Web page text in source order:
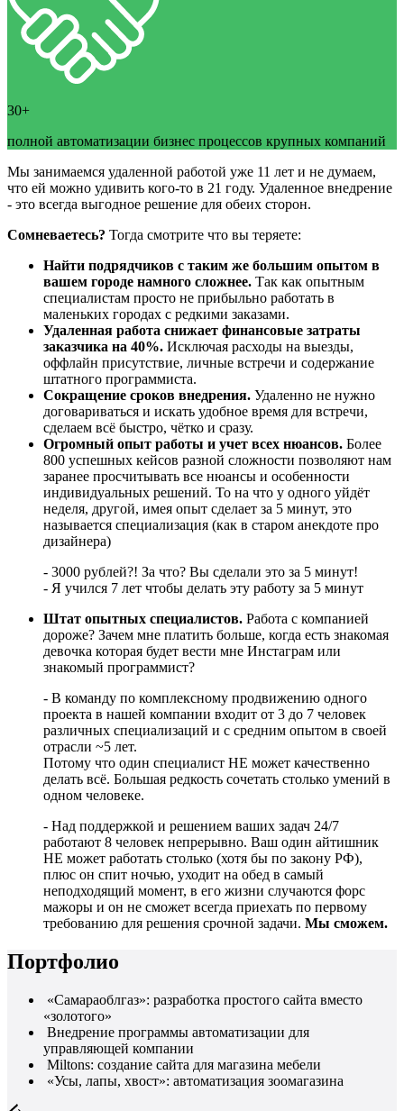
30+
полной автоматизации бизнес процессов крупных компаний
Мы занимаемся удаленной работой уже 11 лет и не думаем,
что ей можно удивить кого-то в 21 году. Удаленное внедрение
- это всегда выгодное решение для обеих сторон.
Сомневаетесь? Тогда смотрите что вы теряете:
Найти подрядчиков с таким же большим опытом в
вашем городе намного сложнее. Так как опытным
специалистам просто не прибыльно работать в
маленьких городах с редкими заказами.
Удаленная работа снижает финансовые затраты
заказчика на 40%. Исключая расходы на выезды,
оффлайн присутствие, личные встречи и содержание
штатного программиста.
Сокращение сроков внедрения. Удаленно не нужно
договариваться и искать удобное время для встречи,
сделаем всё быстро, чётко и сразу.
Огромный опыт работы и учет всех нюансов. Более
800 успешных кейсов разной сложности позволяют нам
заранее просчитывать все нюансы и особенности
индивидуальных решений. То на что у одного уйдёт
неделя, другой, имея опыт сделает за 5 минут, это
называется специализация (как в старом анекдоте про
дизайнера)
- 3000 рублей?! За что? Вы сделали это за 5 минут!
- Я учился 7 лет чтобы делать эту работу за 5 минут
Штат опытных специалистов. Работа с компанией
дороже? Зачем мне платить больше, когда есть знакомая
девочка которая будет вести мне Инстаграм или
знакомый программист?
- В команду по комплексному продвижению одного
проекта в нашей компании входит от 3 до 7 человек
различных специализаций и с средним опытом в своей
отрасли ~5 лет.
Потому что один специалист НЕ может качественно
делать всё. Большая редкость сочетать столько умений в
одном человеке.
- Над поддержкой и решением ваших задач 24/7
работают 8 человек непрерывно. Ваш один айтишник
НЕ может работать столько (хотя бы по закону РФ),
плюс он спит ночью, уходит на обед в самый
неподходящий момент, в его жизни случаются форс
мажоры и он не сможет всегда приехать по первому
требованию для решения срочной задачи. Мы сможем.
Портфолио
«Самараоблгаз»: разработка простого сайта вместо
«золотого»
Внедрение программы автоматизации для
управляющей компании
Miltons: создание сайта для магазина мебели
«Усы, лапы, хвост»: автоматизация зоомагазина